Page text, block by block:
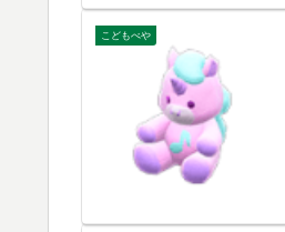
こどもべや